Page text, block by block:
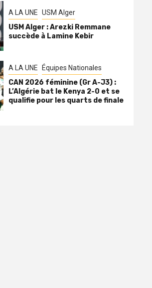
A LA UNE USM Alger
USM Alger : Arezki Remmane
succède à Lamine Kebir
A LA UNE Équipes Nationales
CAN 2026 féminine (Gr A-J3) :
L’Algérie bat le Kenya 2-0 et se
qualifie pour les quarts de finale